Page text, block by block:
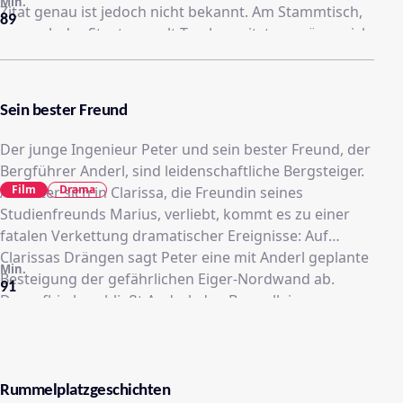
Zitat genau ist jedoch nicht bekannt. Am Stammtisch,
wo auch der Staatsanwalt Treskow sitzt, empören sich
die Bürger bei reichlichem Weinkonsum darüber. Am
Treskow wird der Fall übertragen, ermittelt wird
wegen Majestätsbeleidigung, ohne zu ahnen, dass er
selbst der Täter ist .....
89
Sein bester Freund
Der junge Ingenieur Peter und sein bester Freund, der
Bergführer Anderl, sind leidenschaftliche Bergsteiger.
Als Peter sich in Clarissa, die Freundin seines
Studienfreunds Marius, verliebt, kommt es zu einer
fatalen Verkettung dramatischer Ereignisse: Auf
Clarissas Drängen sagt Peter eine mit Anderl geplante
Besteigung der gefährlichen Eiger-Nordwand ab.
Daraufhin beschließt Anderl, den Berg alleine zu
Rettungsmannschaft steigt nun auch Marius in die
91
Min.
Film Drama
Rummelplatzgeschichten